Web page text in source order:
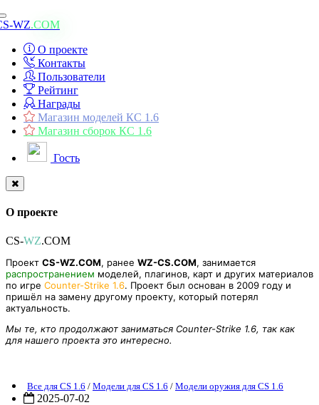
Toggle
navigation
WZ.COM
О проекте
Контакты
Пользователи
Рейтинг
Награды
Магазин моделей КС 1.6
Магазин сборок КС 1.6
Гость
О проекте
CS-WZ.COM
Проект CS-WZ.COM, ранее WZ-CS.COM, занимается
распространением моделей, плагинов, карт и других материалов
по игре Counter-Strike 1.6. Проект был основан в 2009 году и
пришёл на замену другому проекту, который потерял
актуальность.
Мы те, кто продолжают заниматься Counter-Strike 1.6, так как
для нашего проекта это интересно.
Все для CS 1.6 / Модели для CS 1.6 / Модели оружия для CS 1.6
2025-07-02